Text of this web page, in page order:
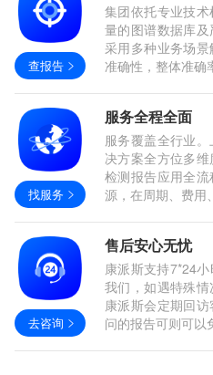
查报告
集团依托专业技
量的图谱数据库
采用多种业务场
准确性，整体准确
找服务
服务全程全面
服务覆盖全行业
决方案全方位多
检测报告应用全
源，在周期、费用
去咨询
售后安心无忧
康派斯支持7*24
我们，如遇特殊
康派斯会定期回
问的报告可则可以